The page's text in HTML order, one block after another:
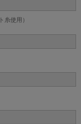
糸使用）